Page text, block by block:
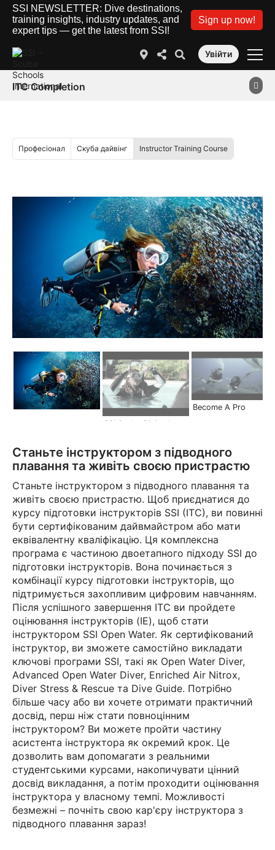
SSI NEWSLETTER: Dive destinations,
training insights, industry updates, and
expert tips — get the latest from SSI!
Sign up now!
Увійти
ITC Completion
Професіонал Скуба дайвінг Instructor Training Course
©
Become A Pro
Станьте інструктором з підводного
плавання та живіть своєю пристрастю
Станьте інструктором з підводного плавання та
живіть своєю пристрастю. Щоб приєднатися до
курсу підготовки інструкторів SSI (ITC), ви повинні
бути сертифікованим дайвмайстром або мати
еквівалентну кваліфікацію. Ця комплексна
програма є частиною двоетапного підходу SSI до
підготовки інструкторів. Вона починається з
комбінації курсу підготовки інструкторів, що
підтримується захопливим цифровим навчанням.
Після успішного завершення ITC ви пройдете
оцінювання інструкторів (IE), щоб стати
інструктором SSI Open Water. Як сертифікований
інструктор, ви зможете самостійно викладати
ключові програми SSI, такі як Open Water Diver,
Advanced Open Water Diver, Enriched Air Nitrox,
Diver Stress & Rescue та Dive Guide. Потрібно
більше часу або ви хочете отримати практичний
досвід, перш ніж стати повноцінним
інструктором? Ви можете пройти частину
асистента інструктора як окремий крок. Це
дозволить вам допомагати з реальними
студентськими курсами, накопичувати цінний
досвід викладання, а потім проходити оцінювання
інструктора у власному темпі. Можливості
безмежні – почніть свою кар'єру інструктора з
підводного плавання зараз!